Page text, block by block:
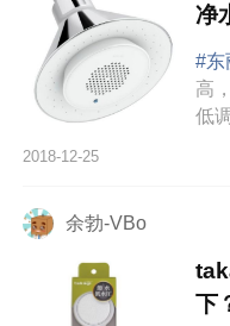
净
#东
高
低
女
2018-12-25
余勃-VBo
下